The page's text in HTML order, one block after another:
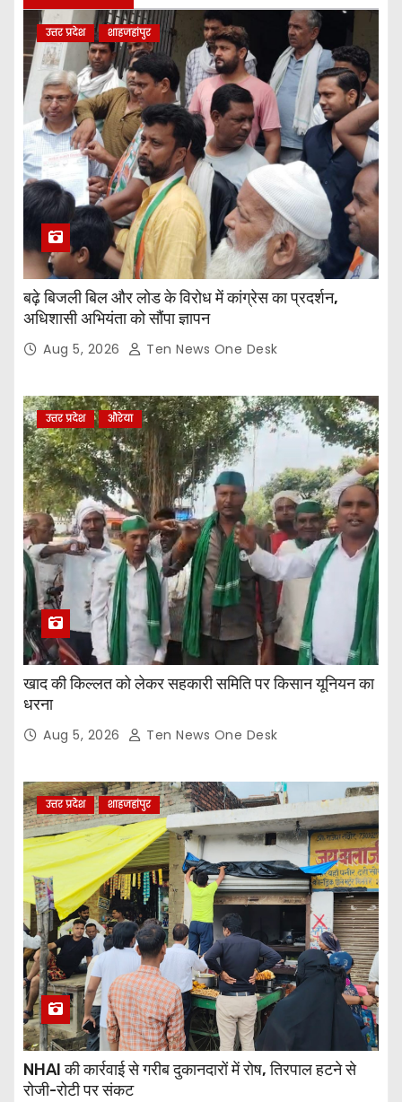
उत्तर प्रदेश शाहजहांपुर
बढ़े बिजली बिल और लोड के विरोध में कांग्रेस का प्रदर्शन,
अधिशासी अभियंता को सौंपा ज्ञापन
Aug 5, 2026 Ten News One Desk
उत्तर प्रदेश औरेया
खाद की किल्लत को लेकर सहकारी समिति पर किसान यूनियन का
धरना
Aug 5, 2026 Ten News One Desk
उत्तर प्रदेश शाहजहांपुर
NHAI की कार्रवाई से गरीब दुकानदारों में रोष, तिरपाल हटने से
रोजी-रोटी पर संकट